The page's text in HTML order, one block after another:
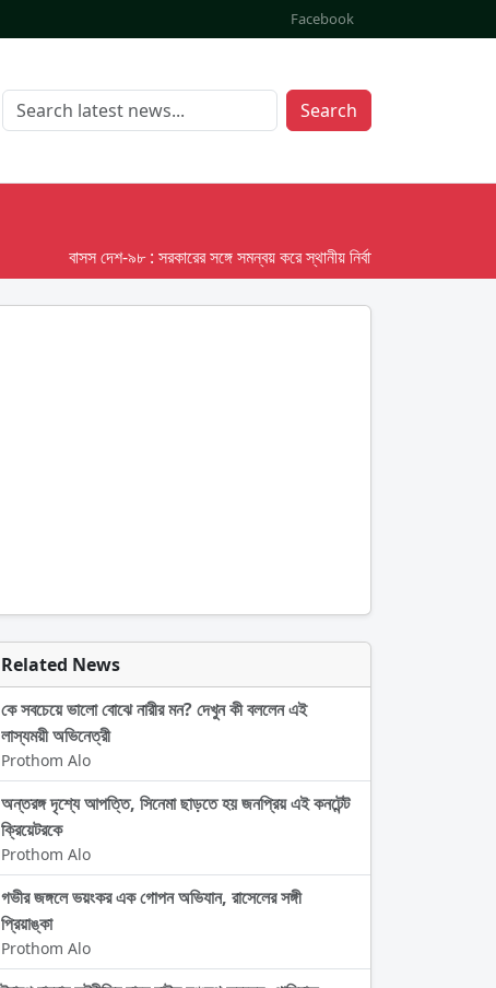
Facebook
Search
বাসস দেশ-৯৮ : সরকারের সঙ্গে সমন্বয় করে স্থানীয় নির্বাচনের তফসিল দেবে ইসি;
Related News
কে সবচেয়ে ভালো বোঝে নারীর মন? দেখুন কী বললেন এই
লাস্যময়ী অভিনেত্রী
Prothom Alo
অন্তরঙ্গ দৃশ্যে আপত্তি, সিনেমা ছাড়তে হয় জনপ্রিয় এই কনটেন্ট
ক্রিয়েটরকে
Prothom Alo
গভীর জঙ্গলে ভয়ংকর এক গোপন অভিযান, রাসেলের সঙ্গী
প্রিয়াঙ্কা
Prothom Alo